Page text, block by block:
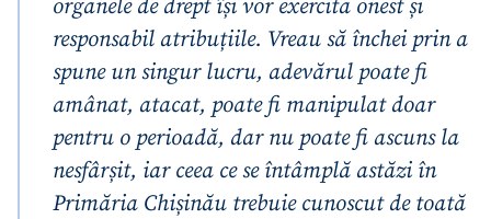
organele de drept își vor exercita onest și
responsabil atribuțiile. Vreau să închei prin a
spune un singur lucru, adevărul poate fi
amânat, atacat, poate fi manipulat doar
pentru o perioadă, dar nu poate fi ascuns la
nesfârșit, iar ceea ce se întâmplă astăzi în
Primăria Chișinău trebuie cunoscut de toată